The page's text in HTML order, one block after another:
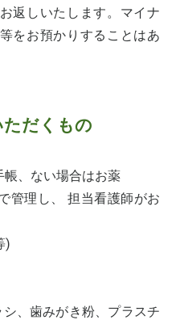
返しいたします。マイナ
をお預かりすることはあ
だくもの
、ない場合はお薬
理し、 担当看護師がお
)
、歯みがき粉、プラスチ